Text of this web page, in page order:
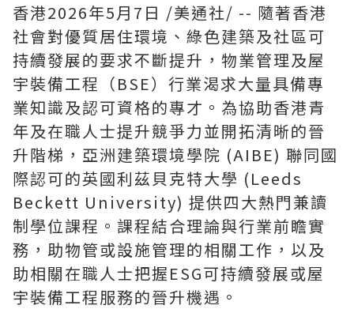
香港2026年5月7日 /美通社/ -- 隨著香港
社會對優質居住環境、綠色建築及社區可
持續發展的要求不斷提升，物業管理及屋
宇裝備工程（BSE）行業渴求大量具備專
業知識及認可資格的專才。為協助香港青
年及在職人士提升競爭力並開拓清晰的晉
升階梯，亞洲建築環境學院 (AIBE) 聯同國
際認可的英國利茲貝克特大學 (Leeds
Beckett University) 提供四大熱門兼讀
制學位課程。課程結合理論與行業前瞻實
務，助物管或設施管理的相關工作，以及
助相關在職人士把握ESG可持續發展或屋
宇裝備工程服務的晉升機遇。